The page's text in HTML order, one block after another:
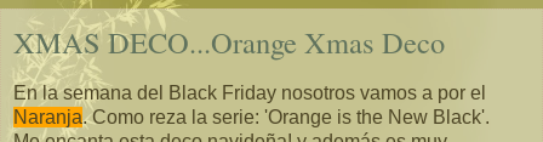
XMAS DECO...Orange Xmas Deco
En la semana del Black Friday nosotros vamos a por el
Naranja. Como reza la serie: 'Orange is the New Black'.